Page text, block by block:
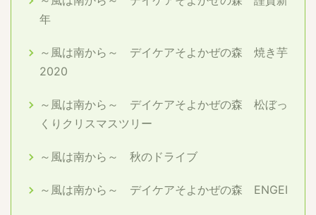
年
～風は南から～ デイケアそよかぜの森 焼き芋
2020
～風は南から～ デイケアそよかぜの森 松ぼっ
くりクリスマスツリー
～風は南から～ 秋のドライブ
～風は南から～ デイケアそよかぜの森 ENGEI